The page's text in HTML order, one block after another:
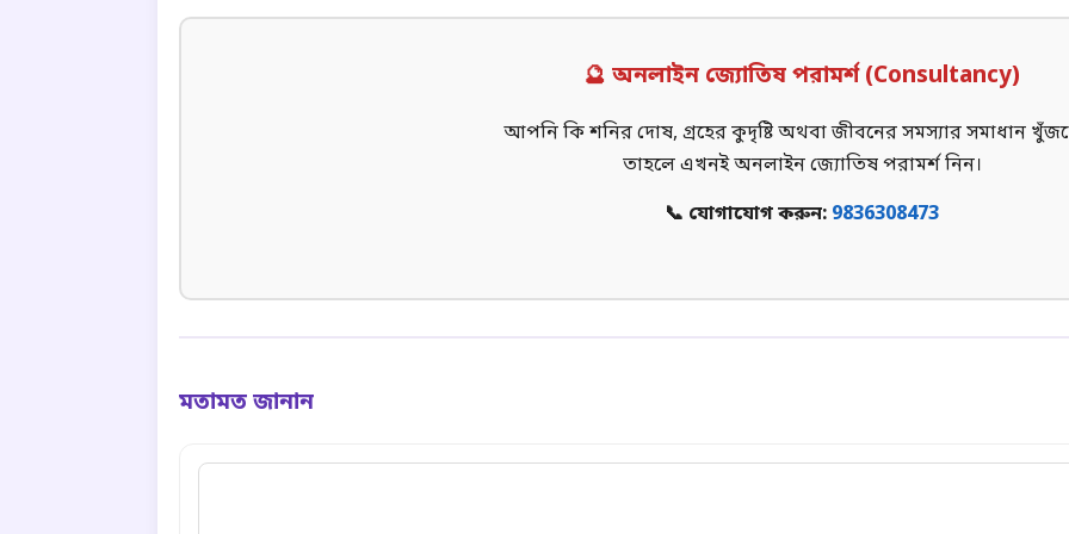
🔮 অনলাইন জ্যোতিষ পরামর্শ (Consultancy)
আপনি কি শনির দোষ, গ্রহের কুদৃষ্টি অথবা জীবনের সমস্যার সমাধান
তাহলে এখনই অনলাইন জ্যোতিষ পরামর্শ নিন।
📞 যোগাযোগ করুন: 9836308473
মতামত জানান